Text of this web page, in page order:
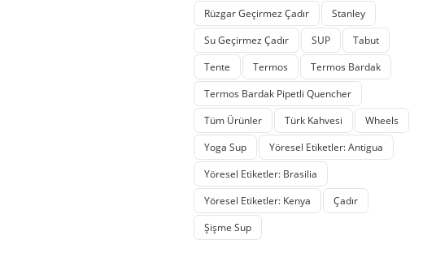
Rüzgar Geçirmez Çadır
Stanley
Su Geçirmez Çadır
SUP
Tabut
Tente
Termos
Termos Bardak
Termos Bardak Pipetli Quencher
Tüm Ürünler
Türk Kahvesi
Wheels
Yoga Sup
Yöresel Etiketler: Antigua
Yöresel Etiketler: Brasilia
Yöresel Etiketler: Kenya
Çadır
Şişme Sup